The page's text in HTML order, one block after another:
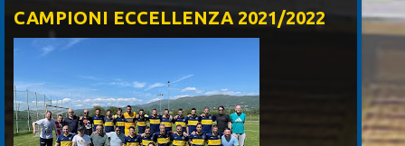
CAMPIONI ECCELLENZA 2021/2022